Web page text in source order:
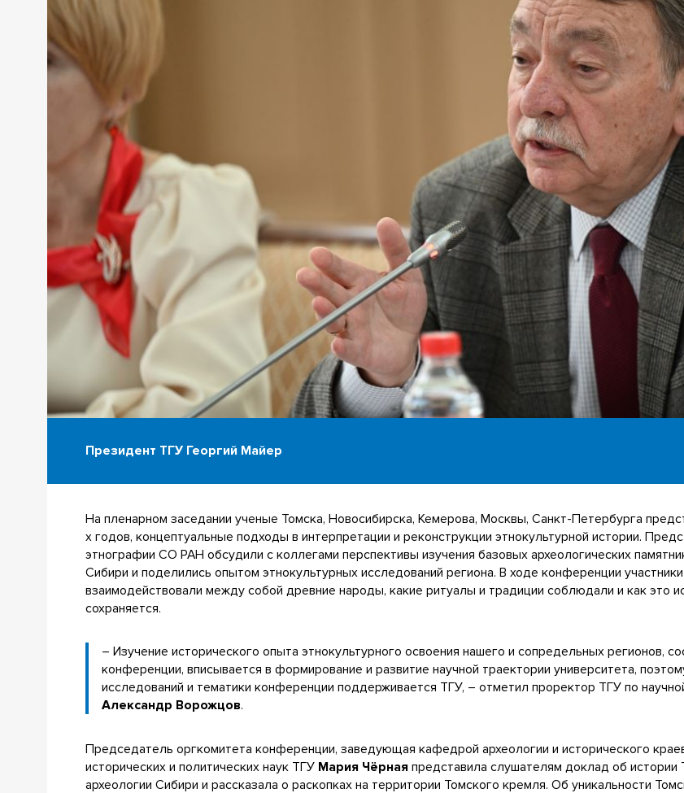
Президент ТГУ Георгий Майер
На пленарном заседании ученые Томска, Новосибирска, Кемерова, Москвы, Санкт-Петербурга
х годов, концептуальные подходы в интерпретации и реконструкции этнокультурной истории.
этнографии СО РАН обсудили с коллегами перспективы изучения базовых археологических
Сибири и поделились опытом этнокультурных исследований региона. В ходе конференции
взаимодействовали между собой древние народы, какие ритуалы и традиции соблюдали и как это
сохраняется.
– Изучение исторического опыта этнокультурного освоения нашего и сопредельных регионов,
конференции, вписывается в формирование и развитие научной траектории университета,
исследований и тематики конференции поддерживается ТГУ, – отметил проректор ТГУ по
Александр Ворожцов.
Председатель оргкомитета конференции, заведующая кафедрой археологии и исторического
исторических и политических наук ТГУ Мария Чёрная представила слушателям доклад об истории
археологии Сибири и рассказала о раскопках на территории Томского кремля. Об уникальности